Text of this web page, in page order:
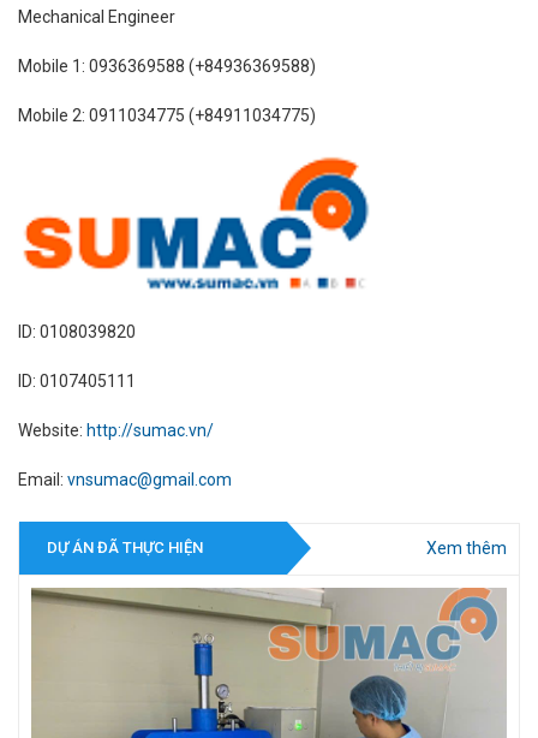
Mechanical Engineer
Mobile 1: 0936369588 (+84936369588)
Mobile 2: 0911034775 (+84911034775)
ID: 0108039820
ID: 0107405111
Website: http://sumac.vn/
Email: vnsumac@gmail.com
DỰ ÁN ĐÃ THỰC HIỆN Xem thêm